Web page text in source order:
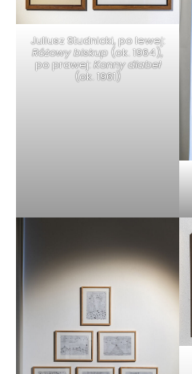
Juliusz Studnicki, po lewej:
Różowy biskup (ok. 1964),
po prawej:Konny diabeł
(ok. 1961)